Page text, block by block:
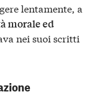
lentamente, a
morale ed
nei suoi scritti